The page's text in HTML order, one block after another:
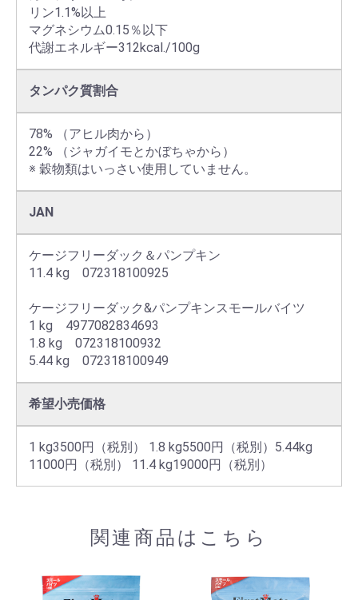
リン1.1%以上
マグネシウム0.15％以下
代謝エネルギー312kcal./100g
タンパク質割合
78% （アヒル肉から）
22% （ジャガイモとかぼちゃから）
※ 穀物類はいっさい使用していません。
JAN
ケージフリーダック＆パンプキン
11.4 kg　072318100925
ケージフリーダック&パンプキンスモールバイツ
1 kg　4977082834693
1.8 kg　072318100932
5.44 kg　072318100949
希望小売価格
1 kg3500円（税別） 1.8 kg5500円（税別）5.44kg
11000円（税別） 11.4 kg19000円（税別）
関連商品はこちら